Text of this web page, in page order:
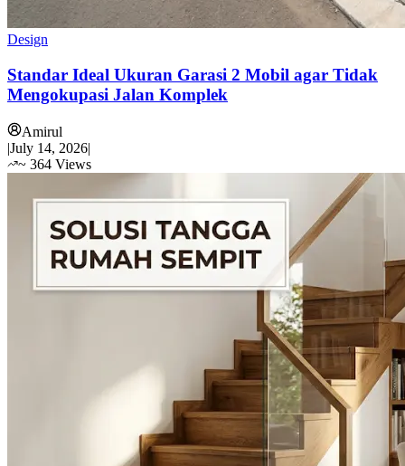
Design
Standar Ideal Ukuran Garasi 2 Mobil agar Tidak
Mengokupasi Jalan Komplek
Amirul
|July 14, 2026|
~ 364 Views